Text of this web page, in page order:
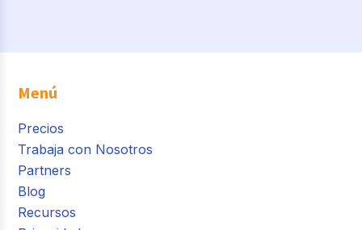
Menú
Precios
Trabaja con Nosotros
Partners
Blog
Recursos